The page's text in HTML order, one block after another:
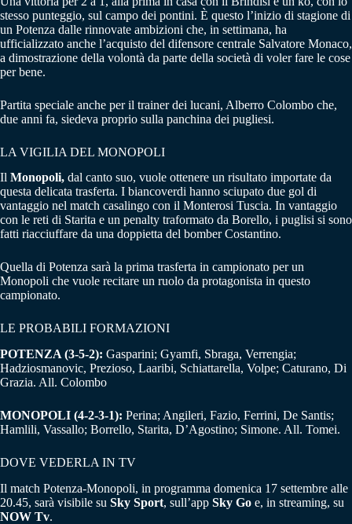
stesso punteggio, sul campo dei pontini. È questo l’inizio di stagione di
un Potenza dalle rinnovate ambizioni che, in settimana, ha
ufficializzato anche l’acquisto del difensore centrale Salvatore Monaco,
a dimostrazione della volontà da parte della società di voler fare le cose
per bene.
Partita speciale anche per il trainer dei lucani, Alberro Colombo che,
due anni fa, siedeva proprio sulla panchina dei pugliesi.
LA VIGILIA DEL MONOPOLI
Il Monopoli, dal canto suo, vuole ottenere un risultato importate da
questa delicata trasferta. I biancoverdi hanno sciupato due gol di
vantaggio nel match casalingo con il Monterosi Tuscia. In vantaggio
con le reti di Starita e un penalty traformato da Borello, i puglisi si sono
fatti riacciuffare da una doppietta del bomber Costantino.
Quella di Potenza sarà la prima trasferta in campionato per un
Monopoli che vuole recitare un ruolo da protagonista in questo
campionato.
LE PROBABILI FORMAZIONI
POTENZA (3-5-2): Gasparini; Gyamfi, Sbraga, Verrengia;
Hadziosmanovic, Prezioso, Laaribi, Schiattarella, Volpe; Caturano, Di
Grazia. All. Colombo
MONOPOLI (4-2-3-1): Perina; Angileri, Fazio, Ferrini, De Santis;
Hamlili, Vassallo; Borrello, Starita, D’Agostino; Simone. All. Tomei.
DOVE VEDERLA IN TV
Il match Potenza-Monopoli, in programma domenica 17 settembre alle
20.45, sarà visibile su Sky Sport, sull’app Sky Go e, in streaming, su
NOW Tv.